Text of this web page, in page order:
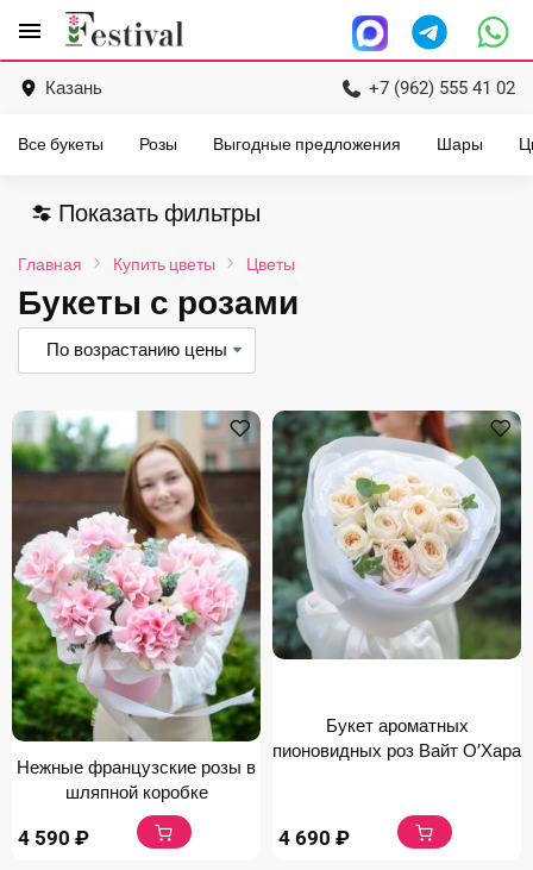
menu
Перейти
содержанию
Казань +7 (962) 555 41 02
Все букеты Розы Выгодные предложения Шары
Главная Купить цветы Цветы
Букеты с розами
Нежные французские розы в
шляпной коробке
4 590 ₽
Букет ароматных
пионовидных роз Вайт О’Хара
4 690 ₽
Показать фильтры